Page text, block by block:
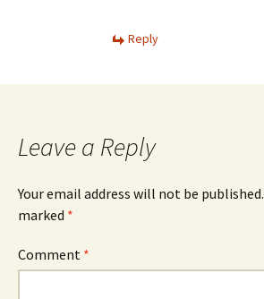
Reply
Leave a Reply
Your email address will not be published.
marked *
Comment *